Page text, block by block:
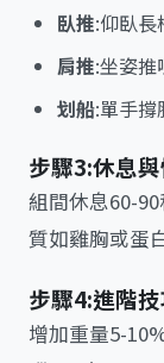
臥推:仰臥長
肩推:坐姿推
划船:單手撐
步驟3:休息
組間休息60-
質如雞胸或蛋
步驟4:進階
增加重量5-